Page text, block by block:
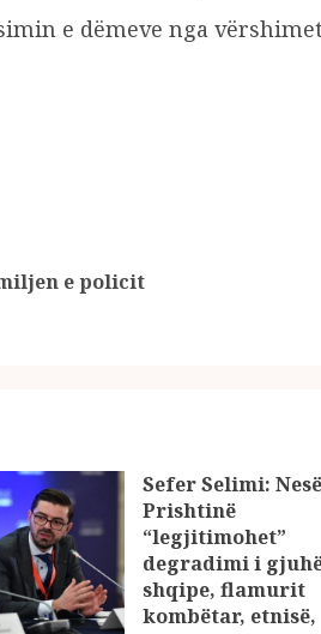
e dëmeve nga
e policit
Sefer Selimi:
Prishtinë
“legjitimohet”
degradimi i
shqipe, flamurit
kombëtar, etnisë,